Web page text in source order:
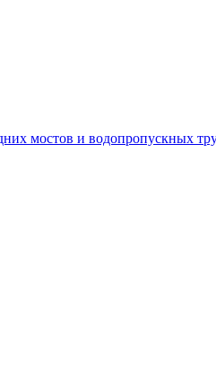
мостов и водопропускных